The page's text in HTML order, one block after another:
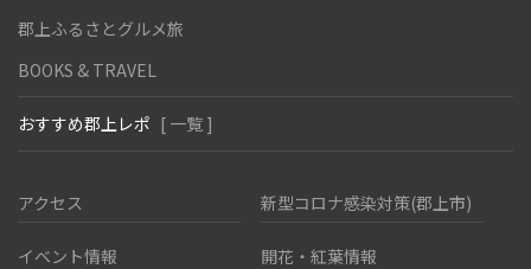
郡上ふるさとグルメ旅
BOOKS & TRAVEL
おすすめ郡上レポ [ 一覧 ]
アクセス 新型コロナ感染対策(郡上市)
イベント情報 開花・紅葉情報